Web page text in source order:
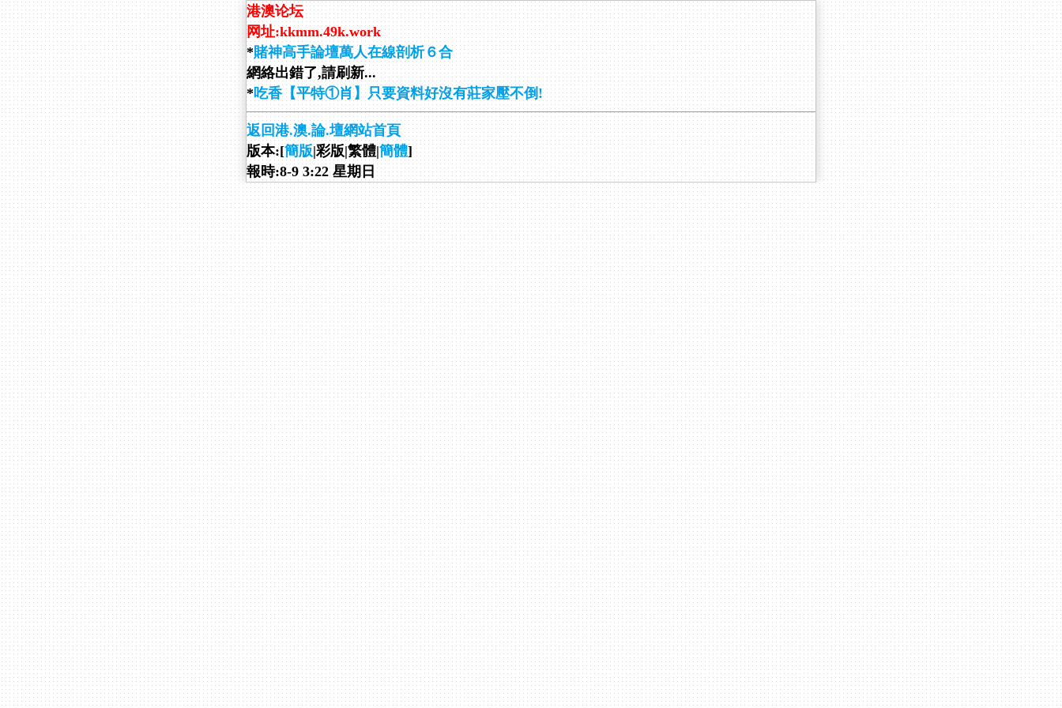
港澳论坛
网址:kkmm.49k.work
*賭神高手論壇萬人在線剖析６合
網絡出錯了,請刷新...
*吃香【平特①肖】只要資料好沒有莊家壓不倒!
返回港.澳.論.壇網站首頁
版本:[簡版|彩版|繁體|簡體]
報時:8-9 3:22 星期日